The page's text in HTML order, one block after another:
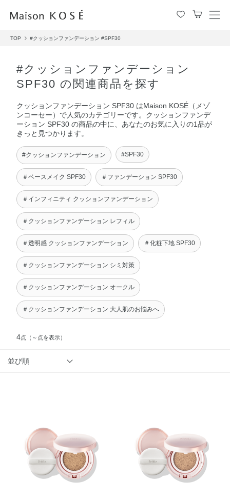
メ
TOP #クッションファンデーション #SPF30
#クッションファンデーション
SPF30 の関連商品を探す
クッションファンデーション SPF30 はMaison KOSÉ（メゾ
ンコーセー）で人気のカテゴリーです。クッションファンデ
ーション SPF30 の商品の中に、あなたのお気に入りの1品が
きっと見つかります。
#クッションファンデーション #SPF30
＃ベースメイク SPF30 ＃ファンデーション SPF30
＃インフィニティ クッションファンデーション
＃クッションファンデーション レフィル
＃透明感 クッションファンデーション ＃化粧下地 SPF30
＃クッションファンデーション シミ対策
＃クッションファンデーション オークル
＃クッションファンデーション 大人肌のお悩みへ
4点 （～点を表示）
並び順